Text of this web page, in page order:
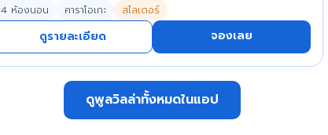
4 ห้องนอน คาราโอเกะ สไลเดอร์
ดูรายละเอียด จองเลย
ดูพูลวิลล่าทั้งหมดในแอป